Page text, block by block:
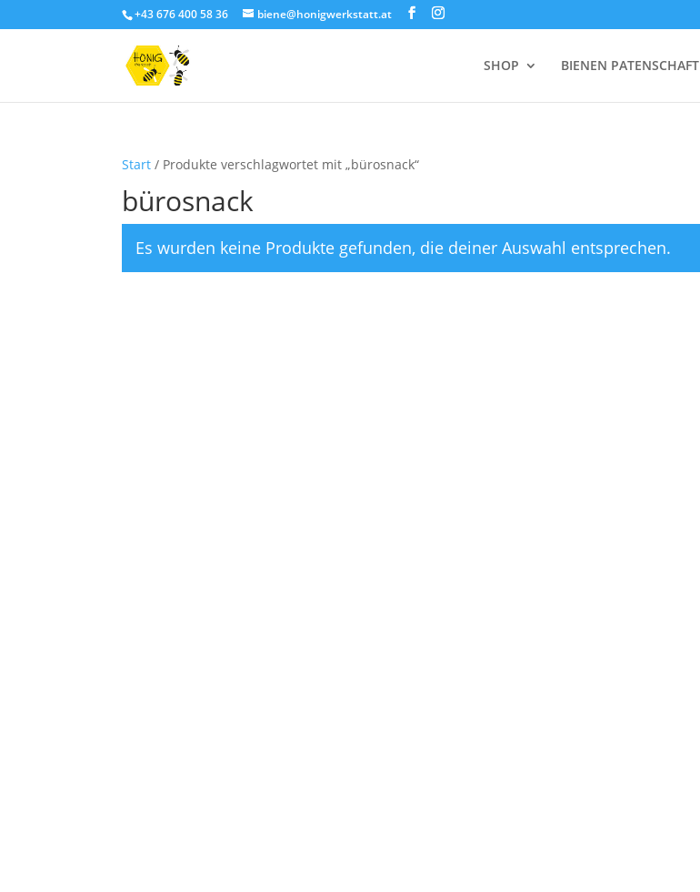
+43 676 400 58 36 biene@honigwerkstatt.at
SHOP BIENEN PATENSCHAFT
Start / Produkte verschlagwortet mit „bürosnack“
bürosnack
Es wurden keine Produkte gefunden, die deiner Auswahl entsprechen.